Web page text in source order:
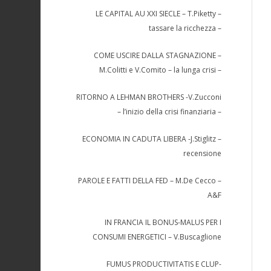
LE CAPITAL AU XXI SIECLE – T.Piketty –
tassare la ricchezza –
COME USCIRE DALLA STAGNAZIONE –
M.Colitti e V.Comito – la lunga crisi –
RITORNO A LEHMAN BROTHERS -V.Zucconi
– l’inizio della crisi finanziaria –
ECONOMIA IN CADUTA LIBERA -J.Stiglitz –
recensione
PAROLE E FATTI DELLA FED – M.De Cecco –
A&F
IN FRANCIA IL BONUS-MALUS PER I
CONSUMI ENERGETICI – V.Buscaglione
FUMUS PRODUCTIVITATIS E CLUP-